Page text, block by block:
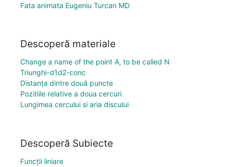
Fata animata Eugeniu Turcan MD
Descoperă materiale
Change a name of the point A, to be called N
Triunghi-d1d2-conc
Distanţa dintre două puncte
Pozitiile relative a doua cercuri
Lungimea cercului si aria discului
Descoperă Subiecte
Funcții liniare